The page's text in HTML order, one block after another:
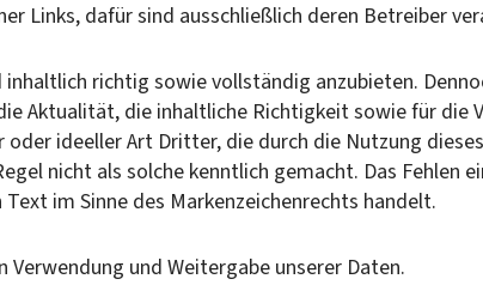
Links, dafür sind ausschließlich deren Betreiber
richtig sowie vollständig anzubieten.
Aktualität, die inhaltliche Richtigkeit sowie für
ideeller Art Dritter, die durch die Nutzung
nicht als solche kenntlich gemacht. Das Fehlen
im Sinne des Markenzeichenrechts handelt.
Verwendung und Weitergabe unserer Daten.